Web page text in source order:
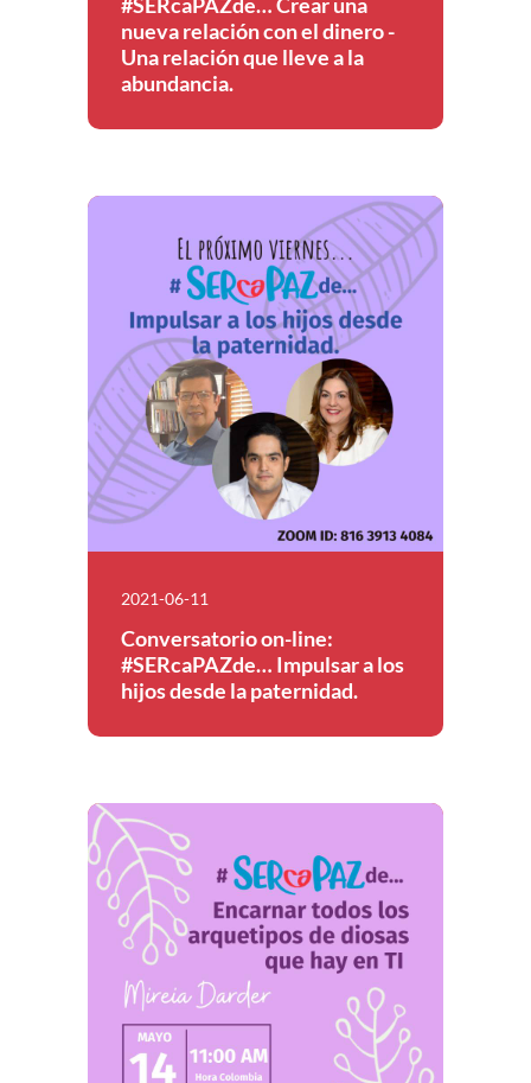
nueva relación con el dinero -
Una relación que lleve a la
abundancia.
2021-06-11
Conversatorio on-line:
#SERcaPAZde… Impulsar a los
hijos desde la paternidad.